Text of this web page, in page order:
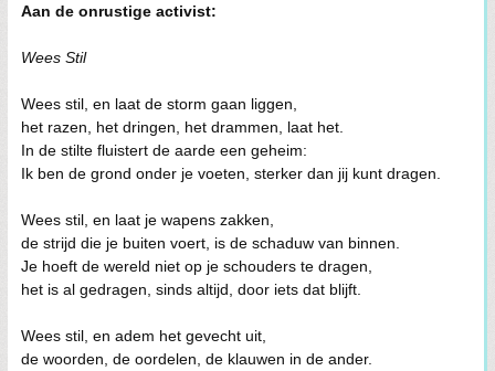
Aan de onrustige activist:
Wees Stil
Wees stil, en laat de storm gaan liggen,
het razen, het dringen, het drammen, laat het.
In de stilte fluistert de aarde een geheim:
Ik ben de grond onder je voeten, sterker dan jij kunt dragen.
Wees stil, en laat je wapens zakken,
de strijd die je buiten voert, is de schaduw van binnen.
Je hoeft de wereld niet op je schouders te dragen,
het is al gedragen, sinds altijd, door iets dat blijft.
Wees stil, en adem het gevecht uit,
de woorden, de oordelen, de klauwen in de ander.